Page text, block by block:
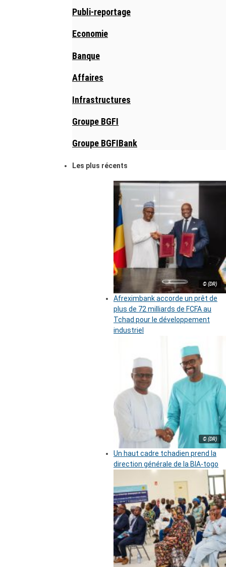
Publi-reportage
Economie
Banque
Affaires
Infrastructures
Groupe BGFI
Groupe BGFIBank
Les plus récents
© (DR)
Afreximbank accorde un prêt de
plus de 72 milliards de FCFA au
Tchad pour le développement
industriel
© (DR)
Un haut cadre tchadien prend la
direction générale de la BIA-togo